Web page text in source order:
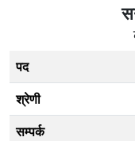
पद
श्रेणी
सम्पर्क